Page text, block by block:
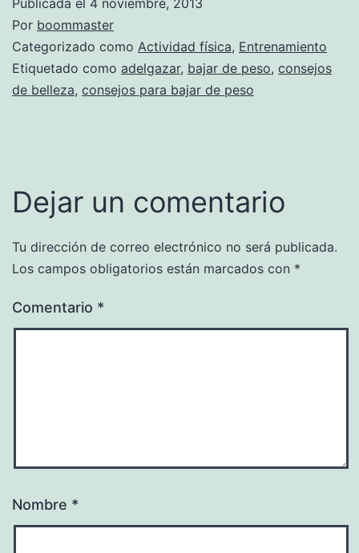
Por boommaster
Categorizado como Actividad física, Entrenamiento
Etiquetado como adelgazar, bajar de peso, consejos
de belleza, consejos para bajar de peso
Dejar un comentario
Tu dirección de correo electrónico no será publicada.
Los campos obligatorios están marcados con *
Comentario *
Nombre *